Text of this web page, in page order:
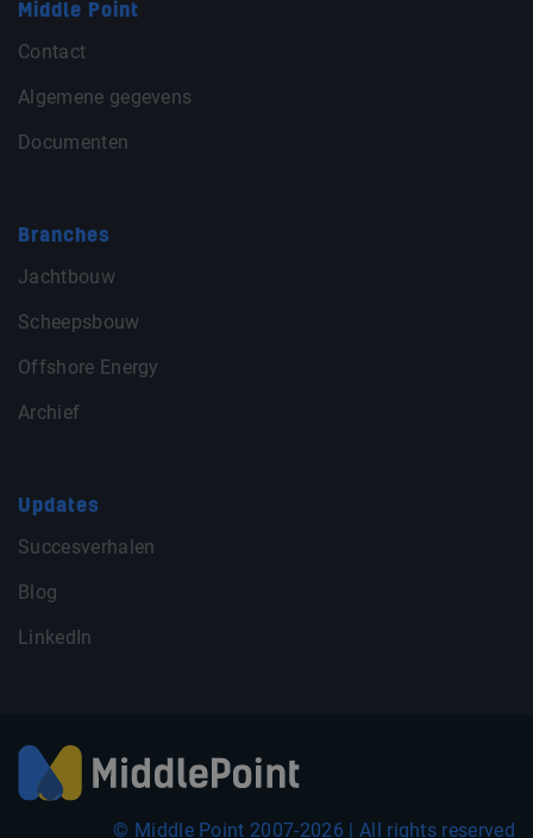
Middle Point
Contact
Algemene gegevens
Documenten
Branches
Jachtbouw
Scheepsbouw
Offshore Energy
Archief
Updates
Succesverhalen
Blog
LinkedIn
© Middle Point 2007-2026 | All rights reserved